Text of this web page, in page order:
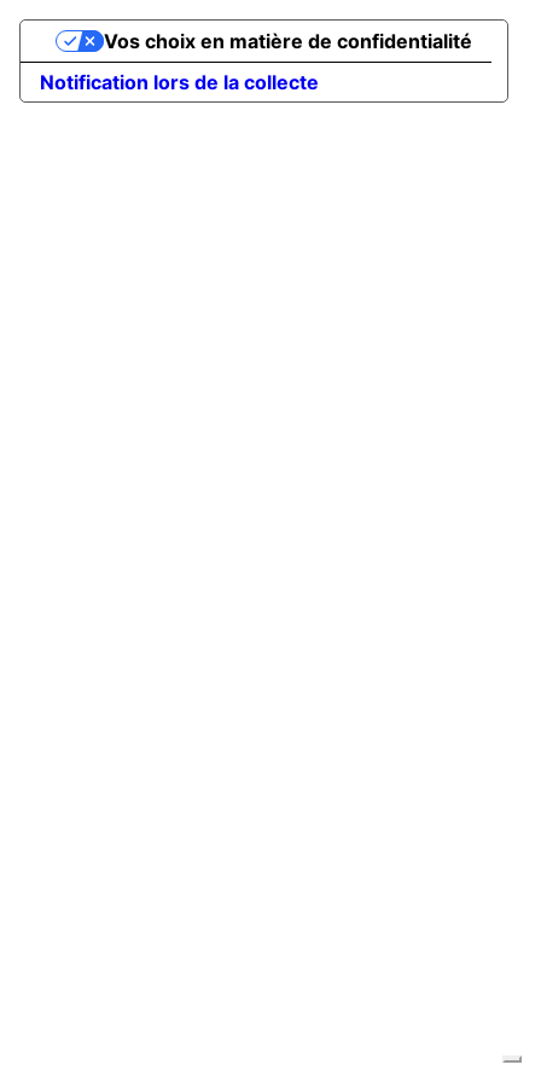
Notification lors de la collecte
Vos choix en matière de confidentialité